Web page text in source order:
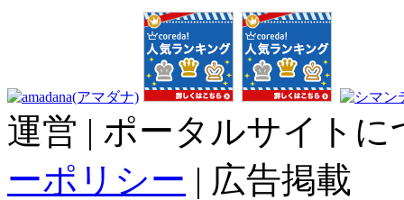
運営 | ポータルサイト
ーポリシー | 広告掲載